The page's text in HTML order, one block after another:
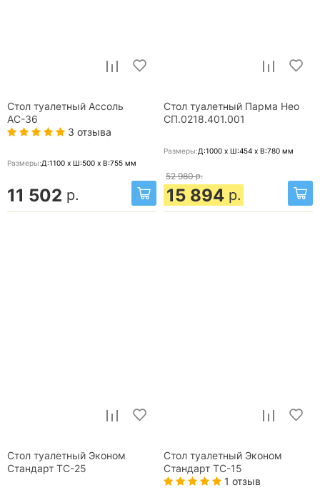
Стол туалетный Ассоль
АС-36
3 отзыва
Размеры:Д:1100 x Ш:500 x В:755 мм
11 502 р.
Стол туалетный Парма Нео
СП.0218.401.001
Размеры:Д:1000 x Ш:454 x В:780 мм
52 980 р.
15 894 р.
Стол туалетный Эконом
Стандарт ТС-25
Стол туалетный Эконом
Стандарт ТС-15
1 отзыв